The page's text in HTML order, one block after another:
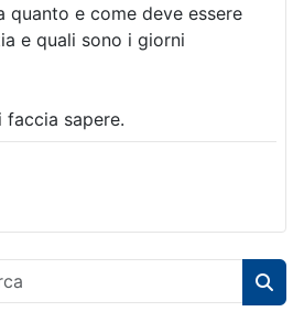
quanto e come deve essere
e quali sono i giorni
faccia sapere.